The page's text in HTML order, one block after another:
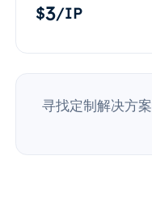
$3/IP
寻找定制解决方